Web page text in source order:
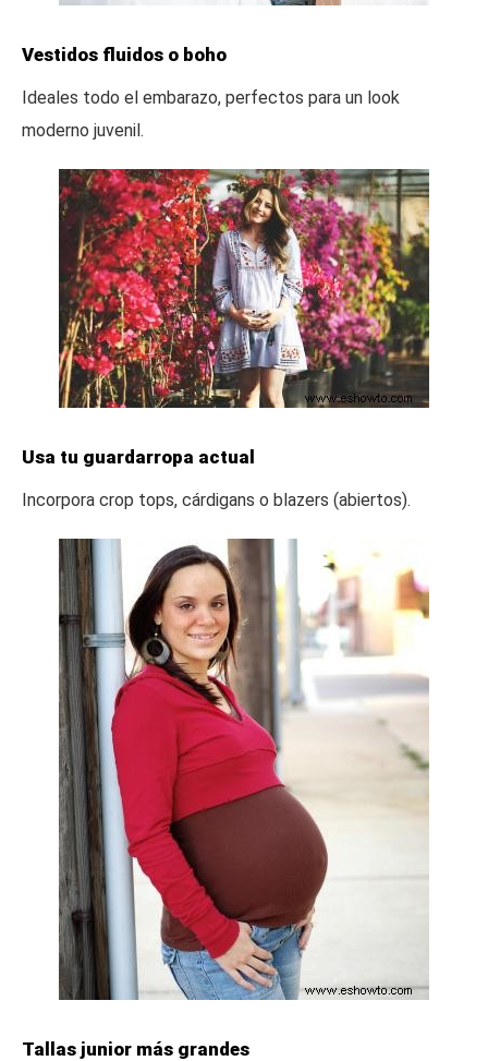
Vestidos fluidos o boho
Ideales todo el embarazo, perfectos para un look
moderno juvenil.
Usa tu guardarropa actual
Incorpora crop tops, cárdigans o blazers (abiertos).
Tallas junior más grandes